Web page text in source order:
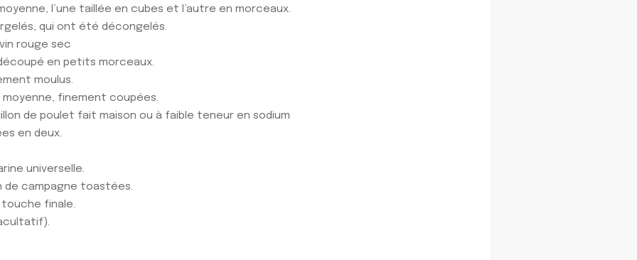
l’une taillée en cubes et l’autre en morceaux.
qui ont été décongelés.
rouge sec
en petits morceaux.
moulus.
finement coupées.
de poulet fait maison ou à faible teneur en sodium
en deux.
universelle.
de campagne toastées.
touche finale.